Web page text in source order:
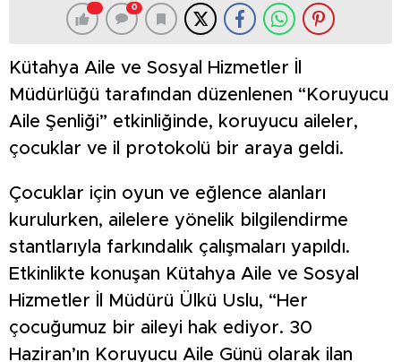
0
Kütahya Aile ve Sosyal Hizmetler İl
Müdürlüğü tarafından düzenlenen “Koruyucu
Aile Şenliği” etkinliğinde, koruyucu aileler,
çocuklar ve il protokolü bir araya geldi.
Çocuklar için oyun ve eğlence alanları
kurulurken, ailelere yönelik bilgilendirme
stantlarıyla farkındalık çalışmaları yapıldı.
Etkinlikte konuşan Kütahya Aile ve Sosyal
Hizmetler İl Müdürü Ülkü Uslu, “Her
çocuğumuz bir aileyi hak ediyor. 30
Haziran’ın Koruyucu Aile Günü olarak ilan